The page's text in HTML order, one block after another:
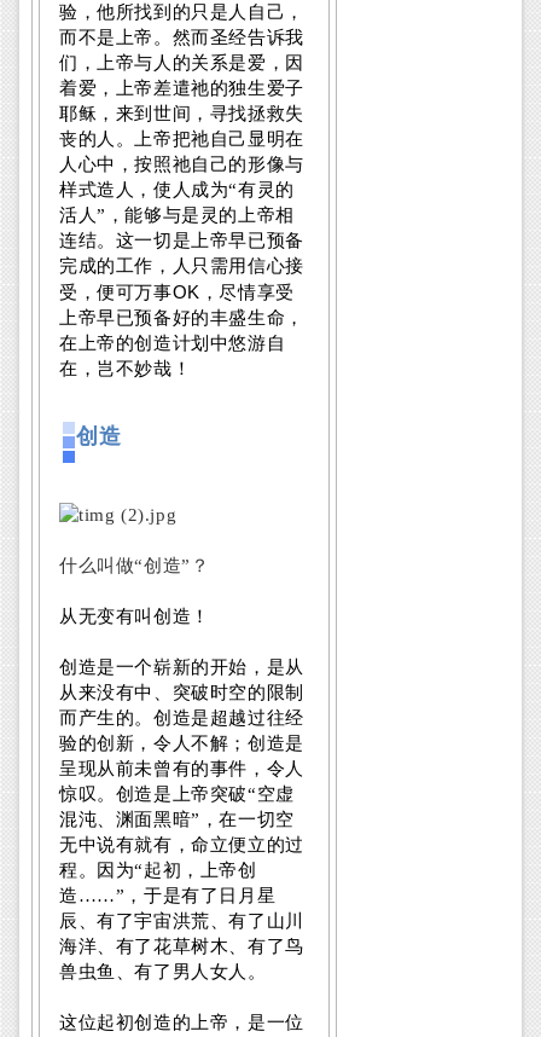
验，他所找到的只是人自己，
而不是上帝。然而圣经告诉我
们，上帝与人的关系是爱，因
着爱，上帝差遣祂的独生爱子
耶稣，来到世间，寻找拯救失
丧的人。上帝把祂自己显明在
人心中，按照祂自己的形像与
样式造人，使人成为“有灵的
活人”，能够与是灵的上帝相
连结。这一切是上帝早已预备
完成的工作，人只需用信心接
受，便可万事OK ，尽情享受
上帝早已预备好的丰盛生命，
在上帝的创造计划中悠游自
在，岂不妙哉！
创造
什么叫做“创造”？
从无变有叫创造！
创造是一个崭新的开始，是从
从来没有中、突破时空的限制
而产生的。创造是超越过往经
验的创新，令人不解；创造是
呈现从前未曾有的事件，令人
惊叹。创造是上帝突破“空虚
混沌、渊面黑暗”，在一切空
无中说有就有，命立便立的过
程。因为“起初，上帝创
造……”，于是有了日月星
辰、有了宇宙洪荒、有了山川
海洋、有了花草树木、有了鸟
兽虫鱼、有了男人女人。
这位起初创造的上帝，是一位